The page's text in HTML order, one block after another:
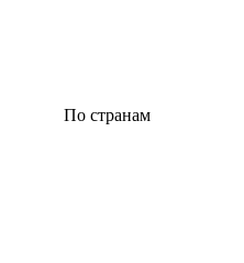
По странам